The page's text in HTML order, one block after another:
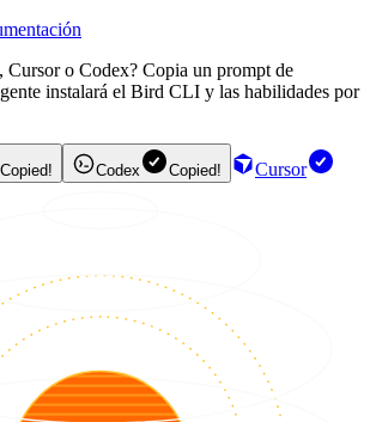
Cursor o Codex? Copia un prompt de
instalará el Bird CLI y las habilidades por
Copied! Codex Copied!
Cursor